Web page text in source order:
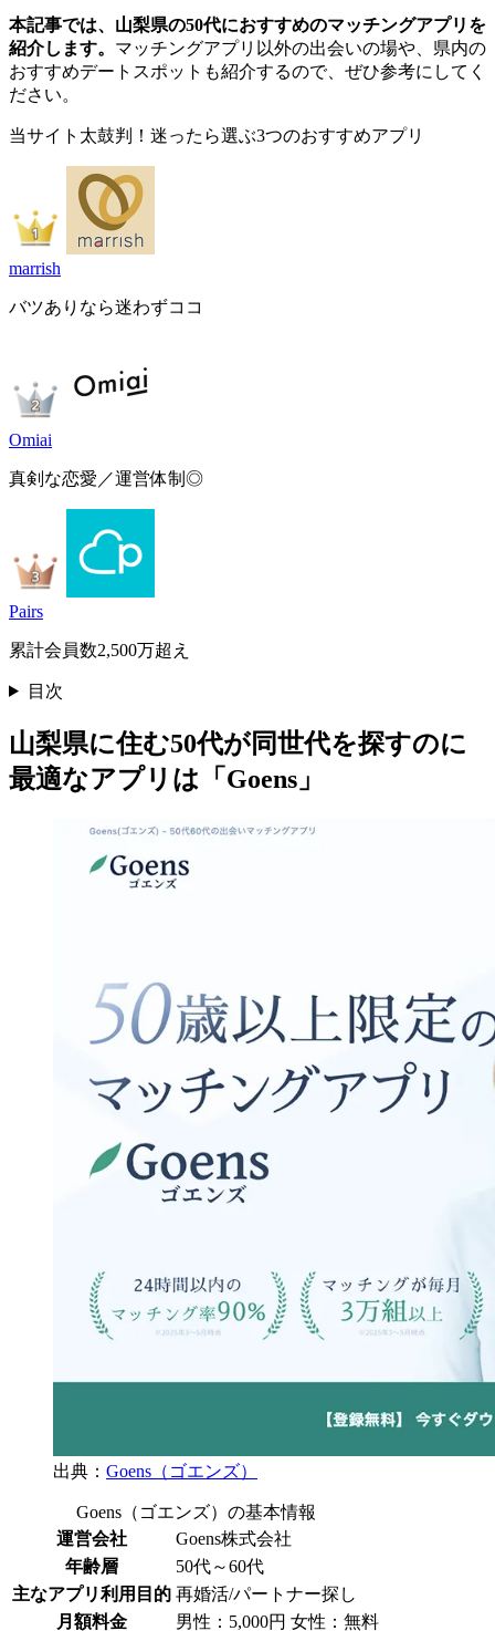
本記事では、山梨県の50代におすすめのマッチングアプリを
紹介します。 マッチングアプリ以外の出会いの場や、県内の
おすすめデートスポットも紹介するので、ぜひ参考にしてく
ださい。
当サイト太鼓判！迷ったら選ぶ3つのおすすめアプリ
marrish
バツありなら迷わずココ
Omiai
真剣な恋愛／運営体制◎
Pairs
累計会員数2,500万超え
目次
山梨県に住む50代が同世代を探すのに
最適なアプリは「Goens」
出典： Goens（ゴエンズ）
Goens（ゴエンズ）の基本情報
運営会社
Goens株式会社
年齢層
50代～60代
主なアプリ利用目的 再婚活/パートナー探し
月額料金
男性：5,000円 女性：無料